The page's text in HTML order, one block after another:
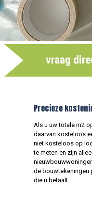
Precieze
Als u uw totale m2
daarvan kosteloos
niet kosteloos op
te meten en zijn
de bouwtekeningen
die u betaalt.